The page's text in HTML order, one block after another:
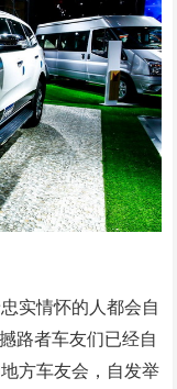
实情怀的人都会自
路者车友们已经自
方车友会，自发举